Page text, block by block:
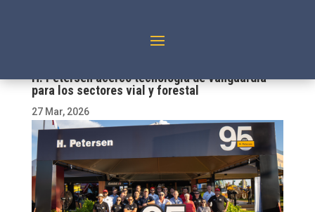
H. Petersen acercó tecnología de vanguardia
para los sectores vial y forestal
27 Mar, 2026